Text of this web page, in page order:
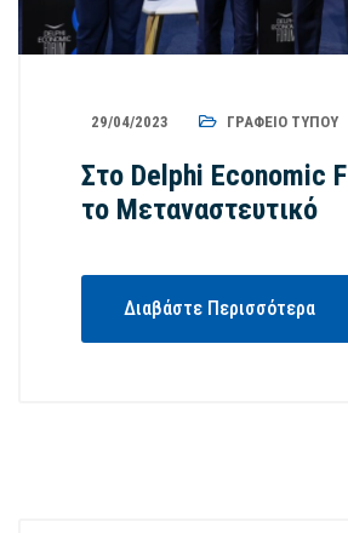
29/04/2023 ΓΡΑΦΕΊΟ ΤΎΠΟΥ
Στο Delphi Economic
το Μεταναστευτικό
Διαβάστε Περισσότερα